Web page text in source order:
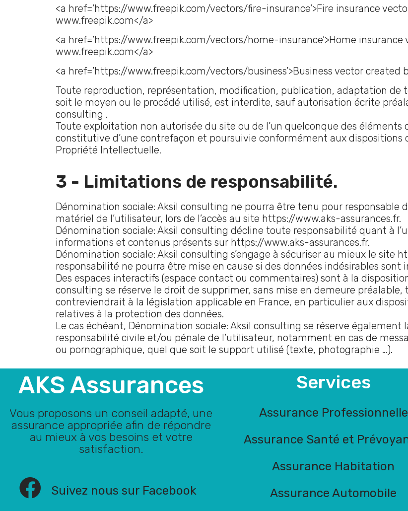
<a href=’https://www.freepik.com/vectors/fire-insurance’>Fire insurance
www.freepik.com</a>
<a href=’https://www.freepik.com/vectors/home-insurance’>Home
www.freepik.com</a>
<a href=’https://www.freepik.com/vectors/business’>Business vector
Toute reproduction, représentation, modification, publication, adaptation de
soit le moyen ou le procédé utilisé, est interdite, sauf autorisation écrite
consulting .
Toute exploitation non autorisée du site ou de l’un quelconque des éléments
constitutive d’une contrefaçon et poursuivie conformément aux dispositions
Propriété Intellectuelle.
3 - Limitations de responsabilité.
Dénomination sociale: Aksil consulting ne pourra être tenu pour responsable
matériel de l’utilisateur, lors de l’accès au site https://www.aks-assurances.fr.
Dénomination sociale: Aksil consulting décline toute responsabilité quant à
informations et contenus présents sur https://www.aks-assurances.fr.
Dénomination sociale: Aksil consulting s’engage à sécuriser au mieux le site
responsabilité ne pourra être mise en cause si des données indésirables sont
Des espaces interactifs (espace contact ou commentaires) sont à la
consulting se réserve le droit de supprimer, sans mise en demeure
contreviendrait à la législation applicable en France, en particulier aux
relatives à la protection des données.
Le cas échéant, Dénomination sociale: Aksil consulting se réserve
responsabilité civile et/ou pénale de l’utilisateur, notamment en cas de
ou pornographique, quel que soit le support utilisé (texte, photographie …).
AKS Assurances
Vous proposons un conseil adapté, une
assurance appropriée afin de répondre
au mieux à vos besoins et votre
satisfaction.
Suivez nous sur Facebook
Services
Assurance Professionnelle
Assurance Santé et
Assurance Habitation
Assurance Automobile